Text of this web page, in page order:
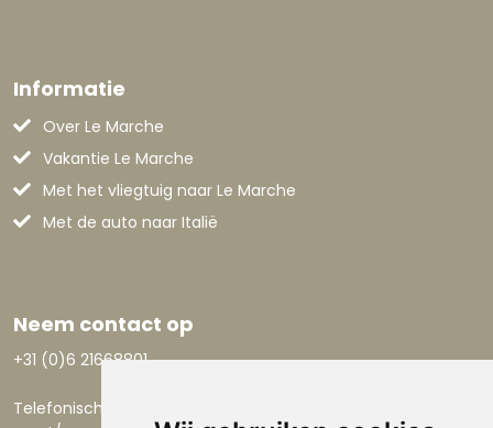
Informatie
Over Le Marche
Vakantie Le Marche
Met het vliegtuig naar Le Marche
Met de auto naar Italië
Neem contact op
+31 (0)6 21668801
Telefonisch bereikbaar: